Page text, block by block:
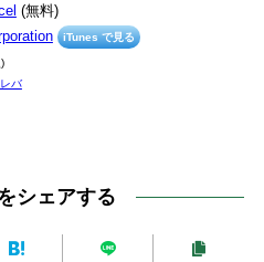
(無料)
iTunes で見る
バ
シェアする